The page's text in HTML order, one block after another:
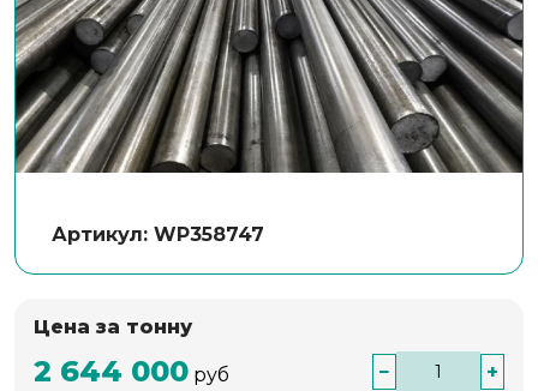
Артикул: WP358747
Цена за тонну
2 644 000 руб − +